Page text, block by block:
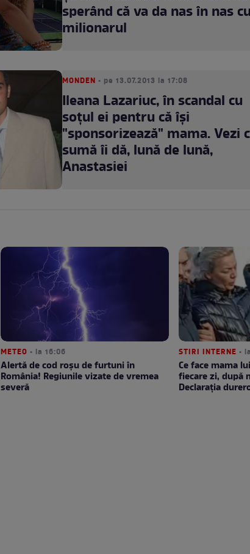
sperând că va da nas în nas cu
milionarul
MONDEN • pe 13.07.2013 la 17:08
Ileana Lazariuc, în scandal cu
soţul ei pentru că îşi
"sponsorizează" mama. Vezi
sumă îi dă, lună de lună,
Anastasiei
METEO • la 16:06
Alertă de cod roșu de furtuni în
România! Regiunile vizate de vremea
severă
STIRI INTERNE •
Ce face mama
fiecare zi, după
Declarația